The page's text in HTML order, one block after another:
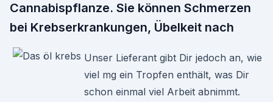
Cannabispflanze. Sie können Schmerzen
bei Krebserkrankungen, Übelkeit nach
Unser Lieferant gibt Dir jedoch an, wie
viel mg ein Tropfen enthält, was Dir
schon einmal viel Arbeit abnimmt.